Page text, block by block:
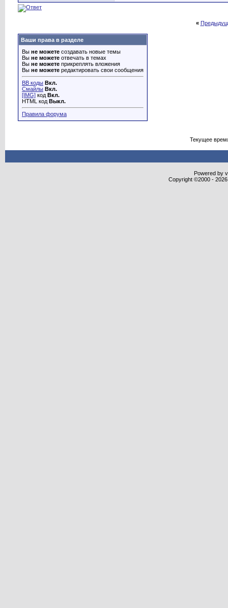
«
Ваши права в разделе
Вы не можете создавать новые темы
Вы не можете отвечать в темах
Вы не можете прикреплять вложения
Вы не можете редактировать свои сообщения
BB коды Вкл.
Смайлы Вкл.
[IMG] код Вкл.
HTML код Выкл.
Правила форума
Текущее
Powered by
Copyright ©2000 -